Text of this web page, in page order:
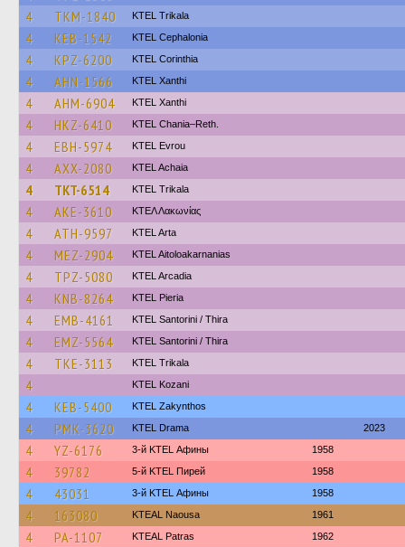
4
TKM-1840 ΚΤΕL Τrikala
4 KEB-1542 KTEL Cephalonia
4 KPZ-6200 KTEL Corinthia
4 AHN-1566 KTEL Xanthi
4 AHM-6904 KTEL Xanthi
4 HKZ-6410 KTEL Chania–Reth.
4 EBH-5974 KTEL Evrou
4 AXX-2080 KTEL Achaia
4 TKT-6514 ΚΤΕL Τrikala
4 AKE-3610 ΚΤΕΛ Λακωνίας
4 ATH-9597 KTEL Arta
4 MEZ-2904 KTEL Aitoloakarnanias
4 TPZ-5080 KTEL Arcadia
4 KNB-8264 KTEL Pieria
4 EMB-4161 KTEL Santorini / Thira
4 EMZ-5564 KTEL Santorini / Thira
4 TKE-3113 ΚΤΕL Τrikala
4 ΚΤΕL Kozani
4 KEB-5400 KTEL Zakynthos
4 PMK-3620 KTEL Drama 2023
4 YZ-6176 3-й KTEL Афины 1958
4 39782 5-й KTEL Пирей 1958
4 43031 3-й KTEL Афины 1958
4 163080 KTEAL Naousa 1961
4 PA-1107 KTEAL Patras 1962